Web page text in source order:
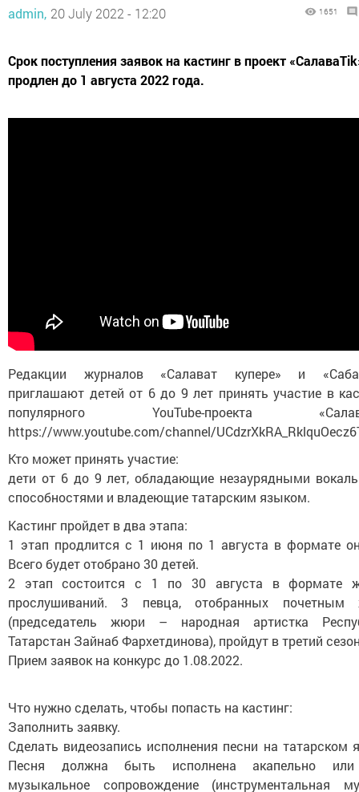
admin, 20 July 2022 - 12:20 1651
Срок поступления заявок на кастинг в проект
продлен до 1 августа 2022 года.
Редакции журналов «Салават купере» и
приглашают детей от 6 до 9 лет принять участие в
популярного YouTube-проекта
https://www.youtube.com/channel/
Кто может принять участие:
дети от 6 до 9 лет, обладающие незаурядными
способностями и владеющие татарским языком.
Кастинг пройдет в два этапа:
1 этап продлится с 1 июня по 1 августа в формате
Всего будет отобрано 30 детей.
2 этап состоится с 1 по 30 августа в формате
прослушиваний. 3 певца, отобранных почетным
(председатель жюри – народная артистка
Татарстан Зайнаб Фархетдинова), пройдут в третий
Прием заявок на конкурс до 1.08.2022.
Что нужно сделать, чтобы попасть на кастинг:
Заполнить заявку.
Сделать видеозапись исполнения песни на татарском
Песня должна быть исполнена акапельно
музыкальное сопровождение (инструментальная